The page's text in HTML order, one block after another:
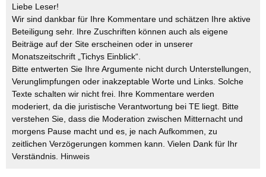
Liebe Leser!
Wir sind dankbar für Ihre Kommentare und schätzen Ihre aktive
Beteiligung sehr. Ihre Zuschriften können auch als eigene
Beiträge auf der Site erscheinen oder in unserer
Monatszeitschrift „Tichys Einblick“.
Bitte entwerten Sie Ihre Argumente nicht durch Unterstellungen,
Verunglimpfungen oder inakzeptable Worte und Links. Solche
Texte schalten wir nicht frei. Ihre Kommentare werden
moderiert, da die juristische Verantwortung bei TE liegt. Bitte
verstehen Sie, dass die Moderation zwischen Mitternacht und
morgens Pause macht und es, je nach Aufkommen, zu
zeitlichen Verzögerungen kommen kann. Vielen Dank für Ihr
Verständnis. Hinweis